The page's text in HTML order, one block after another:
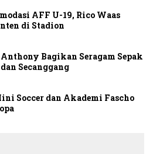
AFF U-19, Rico Waas
di Stadion
Bagikan Seragam Sepak
Secanggang
Soccer dan Akademi Fascho